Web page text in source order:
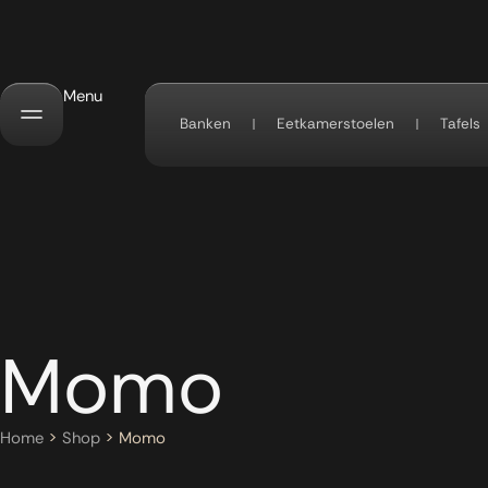
Menu
Banken Eetkamerstoelen Tafels
Momo
Home > Shop > Momo